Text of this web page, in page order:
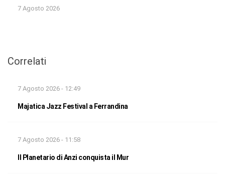
7 Agosto 2026
Correlati
7 Agosto 2026 - 12:49
Majatica Jazz Festival a Ferrandina
7 Agosto 2026 - 11:58
Il Planetario di Anzi conquista il Mur